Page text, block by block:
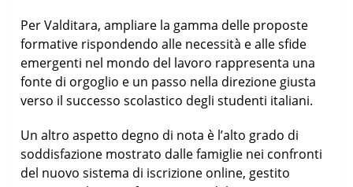
Per Valditara, ampliare la gamma delle proposte
formative rispondendo alle necessità e alle sfide
emergenti nel mondo del lavoro rappresenta una
fonte di orgoglio e un passo nella direzione giusta
verso il successo scolastico degli studenti italiani.
Un altro aspetto degno di nota è l’alto grado di
soddisfazione mostrato dalle famiglie nei confronti
del nuovo sistema di iscrizione online, gestito